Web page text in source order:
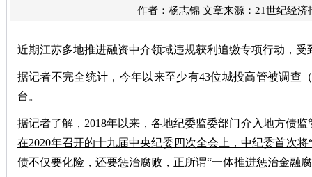
作者： 杨志锦 文章来源： 21世纪经济
近期江苏多地推进融资中介领域违规获利追缴专项行动，
据记者不完全统计，今年以来至少有43位城投高管被调查
台。
据记者了解， 2018年以来，各地纪委监委部门介入地方债
在2020年召开的十九届中央纪委四次全会上，中纪委首次
债不仅要化险，还要惩治腐败，正所谓“一体推进惩治金融